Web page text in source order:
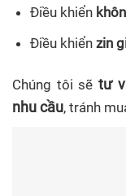
Điều khiển
Điều khiểnzin
Chúng tôi sẽ tư
nhu cầu, tránh